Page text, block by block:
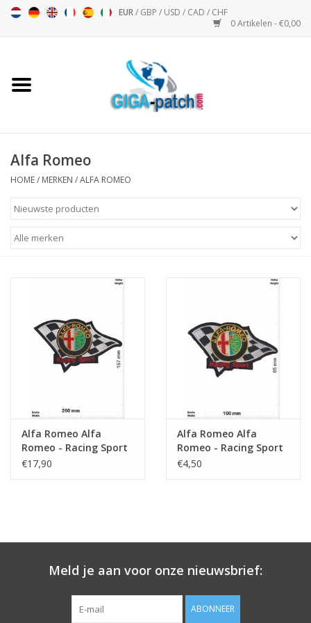
EUR/ GBP / USD / CAD / CHF
0 Artikelen - €0,00
Motor Sport - Sport
Sleutelhanger
Alfa Romeo
HOME/ MERKEN /ALFA ROMEO
Alfa Romeo Alfa
Romeo - Racing Sport
- 26 cm
€17,90
Alfa Romeo Alfa
Romeo - Racing Sport
€4,50
Meld je aan voor onze nieuwsbrief:
ABONNEER